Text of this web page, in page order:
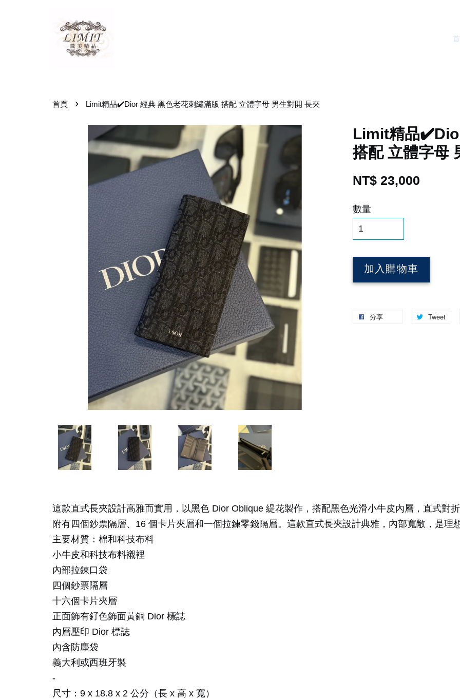
首頁 › Limit精品✔️Dior 經典 黑色老花刺繡滿版 搭配 立體字母 男生對開 長夾
Limit精品
搭配 立體字母
NT$ 23,000
數量
加入購物車
分享 Tweet
這款直式長夾設計高雅而實用，以黑色 Dior Oblique 緹花製作，搭配黑色光滑小牛皮內層，直式對
附有四個鈔票隔層、16 個卡片夾層和一個拉鍊零錢隔層。這款直式長夾設計典雅，內部寬敞，是理
主要材質：棉和科技布料
小牛皮和科技布料襯裡
內部拉鍊口袋
四個鈔票隔層
十六個卡片夾層
正面飾有釕色飾面黃銅 Dior 標誌
內層壓印 Dior 標誌
內含防塵袋
義大利或西班牙製
-
尺寸：9 x 18.8 x 2 公分（長 x 高 x 寬）